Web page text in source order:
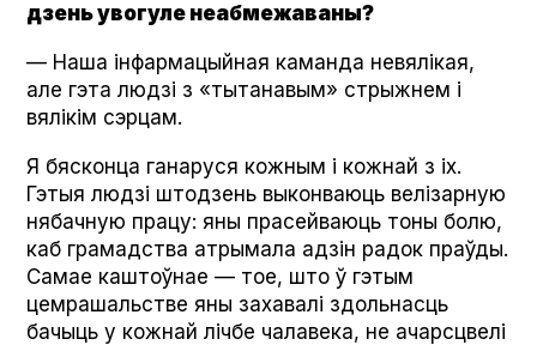
дзень увогуле неабмежаваны?
— Наша інфармацыйная каманда невялікая,
але гэта людзі з «тытанавым» стрыжнем і
вялікім сэрцам.
Я бясконца ганаруся кожным і кожнай з іх.
Гэтыя людзі штодзень выконваюць велізарную
нябачную працу: яны прасейваюць тоны болю,
каб грамадства атрымала адзін радок праўды.
Самае каштоўнае — тое, што ў гэтым
цемрашальстве яны захавалі здольнасць
бачыць у кожнай лічбе чалавека, не ачарсцвелі